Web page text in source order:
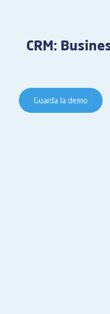
CRM:
Guarda la demo